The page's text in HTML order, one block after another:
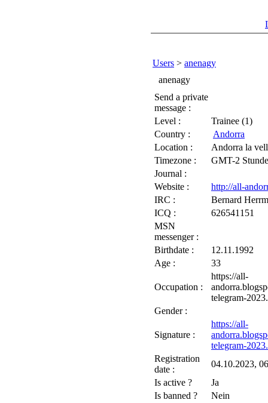
Users > anenagy
anenagy
Send a private
message :
Level :
Trainee (1)
Country :
Andorra
Location :
Andorra la
Timezone :
GMT-2
Journal :
Website :
http://all-
IRC :
Bernard
ICQ :
626541151
MSN
messenger :
Birthdate :
12.11.1992
Age :
33
Occupation :
https://all-
telegram-
Gender :
Signature :
https://all-
telegram-
Registration
date :
04.10.2023,
Is active ?
Ja
Is banned ?
Nein